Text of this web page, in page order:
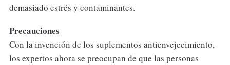
demasiado estrés y contaminantes.
Precauciones
Con la invención de los suplementos antienvejecimiento,
los expertos ahora se preocupan de que las personas